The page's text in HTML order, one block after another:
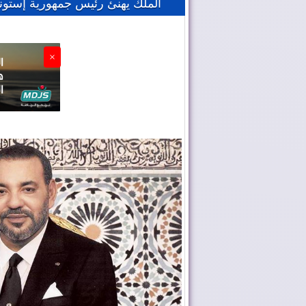
الملك يهنئ رئيس جمهورية
×